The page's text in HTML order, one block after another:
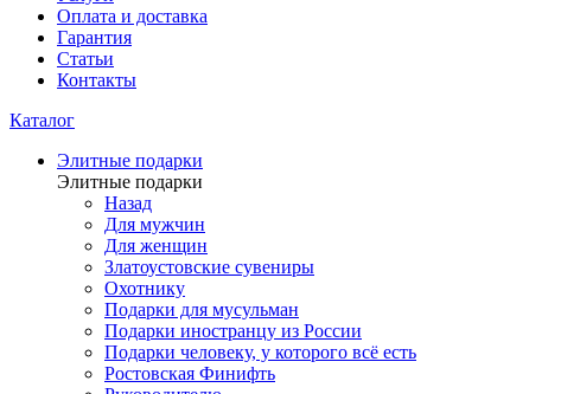
Оплата и доставка
Гарантия
Статьи
Контакты
Каталог
Элитные подарки
Элитные подарки
Назад
Для мужчин
Для женщин
Златоустовские сувениры
Охотнику
Подарки для мусульман
Подарки иностранцу из России
Подарки человеку, у которого всё есть
Ростовская Финифть